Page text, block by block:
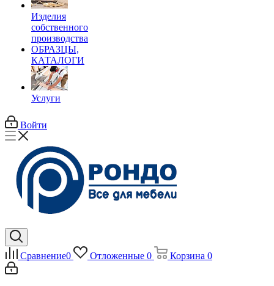
Изделия
собственного
производства
ОБРАЗЦЫ,
КАТАЛОГИ
Услуги
Войти
Сравнение0 Отложенные 0 Корзина 0